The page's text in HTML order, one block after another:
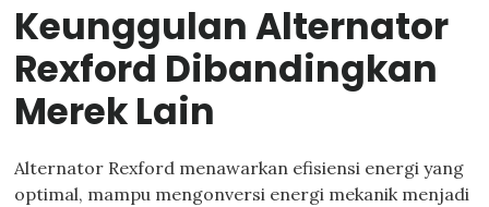
Keunggulan Alternator
Rexford Dibandingkan
Merek Lain
Alternator Rexford menawarkan efisiensi energi yang
optimal, mampu mengonversi energi mekanik menjadi